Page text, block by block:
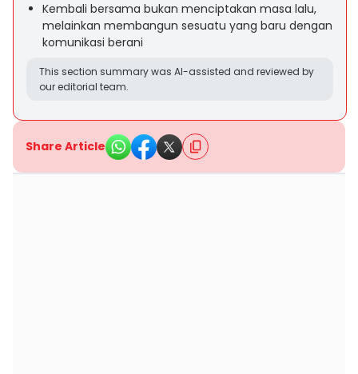
Kembali bersama bukan menciptakan masa lalu,
melainkan membangun sesuatu yang baru dengan
komunikasi berani
This section summary was AI-assisted and reviewed by
our editorial team.
Share Article